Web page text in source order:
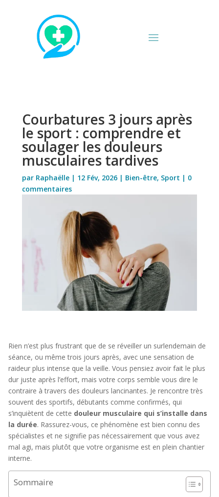
Courbatures 3 jours après
le sport : comprendre et
soulager les douleurs
musculaires tardives
par Raphaëlle| 12 Fév, 2026| Bien-être, Sport | 0
commentaires
Rien n’est plus frustrant que de se réveiller un surlendemain de
séance, ou même trois jours après, avec une sensation de
raideur plus intense que la veille. Vous pensiez avoir fait le plus
dur juste après l’effort, mais votre corps semble vous dire le
contraire à travers des douleurs lancinantes. Je rencontre très
souvent des sportifs, débutants comme confirmés, qui
s’inquiètent de cette douleur musculaire qui s’installe dans
la durée. Rassurez-vous, ce phénomène est bien connu des
spécialistes et ne signifie pas nécessairement que vous avez
mal agi, mais plutôt que votre organisme est en plein chantier
interne.
Sommaire